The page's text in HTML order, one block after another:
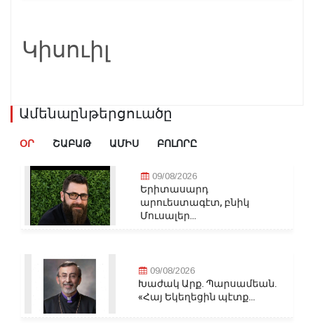
Կիսուիլ
Ամենաընթերցուածը
ՕՐ ՇԱԲԱԹ ԱՄԻՍ ԲՈԼՈՐԸ
09/08/2026
Երիտասարդ
արուեստագէտ, բնիկ
Մուսալեր...
09/08/2026
Խաժակ Արք. Պարսամեան.
«Հայ Եկեղեցին պէտք...